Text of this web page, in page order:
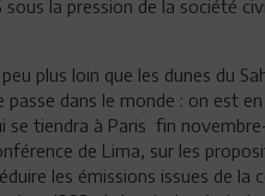
la pression de la société
plus loin que les dunes du
dans le monde : on est
se tiendra à Paris fin
de Lima, sur les
les émissions issues de la